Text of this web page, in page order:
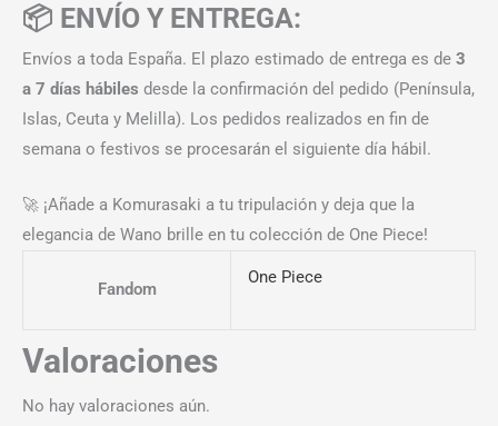
📦 ENVÍO Y ENTREGA:
Envíos a toda España. El plazo estimado de entrega es de 3
a 7 días hábiles desde la confirmación del pedido (Península,
Islas, Ceuta y Melilla). Los pedidos realizados en fin de
semana o festivos se procesarán el siguiente día hábil.
🚀 ¡Añade a Komurasaki a tu tripulación y deja que la
elegancia de Wano brille en tu colección de One Piece!
Fandom
One Piece
Valoraciones
No hay valoraciones aún.